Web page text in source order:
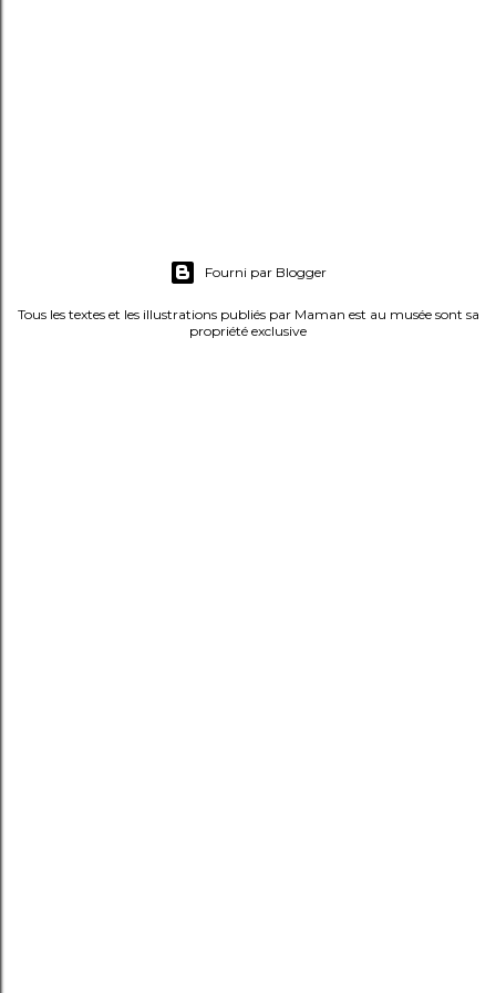
t
Fourni par Blogger
Tous les textes et les illustrations publiés par Maman est au musée sont sa
propriété exclusive